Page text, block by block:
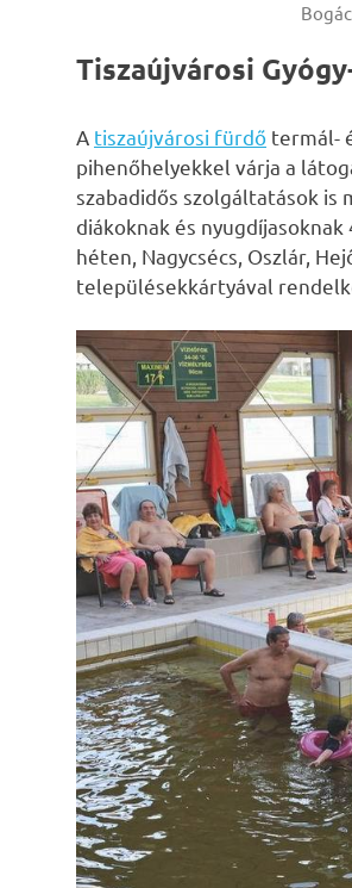
Tiszaújvárosi
A tiszaújvárosi fürdő termál-
pihenőhelyekkel várja a
szabadidős szolgáltatások
diákoknak és
héten, Nagycsécs, Oszlár,
településekkártyával